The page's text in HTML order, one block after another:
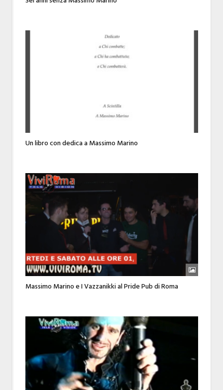
Un libro con dedica a Massimo Marino
Massimo Marino e I Vazzanikki al Pride Pub di Roma